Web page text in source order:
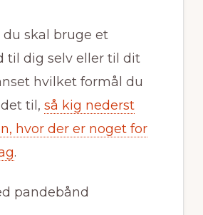
du skal bruge et
til dig selv eller til dit
hvilket formål du
til, så kig nederst
hvor der er noget for
.